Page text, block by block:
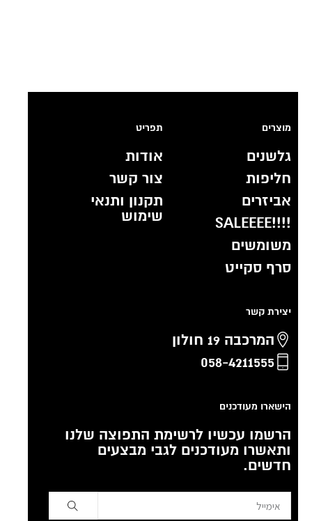
מוצרים
גלשנים
חליפות
אביזרים
!!!!SALEEEE
משומשים
סרף סקייט
תפריט
אודות
צור קשר
תקנון ותנאי
שימוש
יצירת קשר
המרכבה 19 חולון
058-4211555
הישארו מעודכנים
הרשמו עכשיו לרשימת התפוצה שלנו
ותאשרו מעודכנים לגבי מבצעים
חדשים.